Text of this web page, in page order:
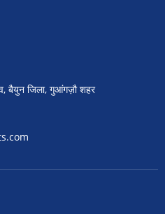
बैयुन जिला, गुआंगज़ौ शहर